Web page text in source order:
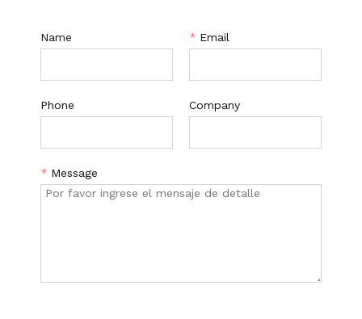
Name * Email
Phone Company
* Message